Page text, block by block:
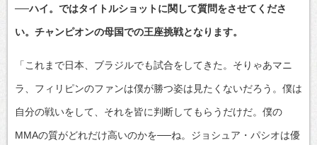
──ハイ。ではタイトルショットに関して質問をさせてくださ
い。チャンピオンの母国での王座挑戦となります。
「これまで日本、ブラジルでも試合をしてきた。そりゃあマニ
ラ、フィリピンのファンは僕が勝つ姿は見たくないだろう。僕は
自分の戦いをして、それを皆に判断してもらうだけだ。僕の
MMAの質がどれだけ高いのかを──ね。ジョシュア・パシオは優